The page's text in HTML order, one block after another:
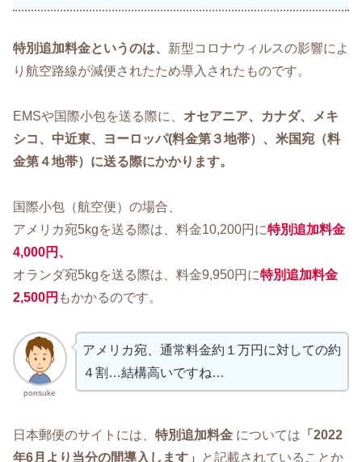
特別追加料金というのは、 新型コロナウィルスの影響によ
り航空路線が減便されたため導入されたものです。
EMSや国際小包を送る際に、 オセアニア、カナダ、メキ
シコ、中近東、ヨーロッパ(料金第３地帯）、米国宛（料
金第４地帯）に送る際にかかります。
国際小包（航空便）の場合、
アメリカ宛5kgを送る際は、料金10,200円に特別追加料金
4,000円 、
オランダ宛5kgを送る際は、料金9,950円に特別追加料金
2,500円 もかかるのです。
ponsuke
アメリカ宛、通常料金約１万円に対しての約
４割…結構高いですね…
日本郵便のサイトには、 特別追加料金 については 「2022
年6月より当分の間導入します」
と記載されていることか